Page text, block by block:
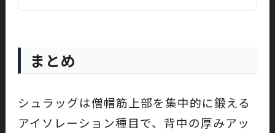
まとめ
シュラッグは僧帽筋上部を集中的に鍛える
アイソレーション種目で、背中の厚みアッ